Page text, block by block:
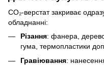
CO₂-верстат закриває
обладнанні:
Різання: фанера,
гума, термопластики
Гравіювання: